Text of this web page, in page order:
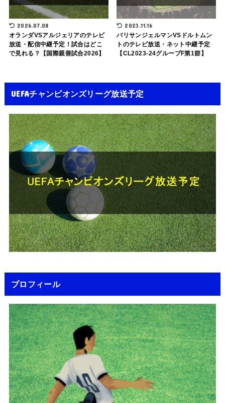
2026.07.08
オランダVSアルジェリアのテレビ
放送・配信中継予定！試合はどこ
で見れる？【国際親善試合2026】
2023.11.16
パリサンジェルマンVSドルトムン
トのテレビ放送・ネット中継予定
【CL2023-24グループF第1節】
UEFAチャンピオンズリーグ放送予定
プロフィール